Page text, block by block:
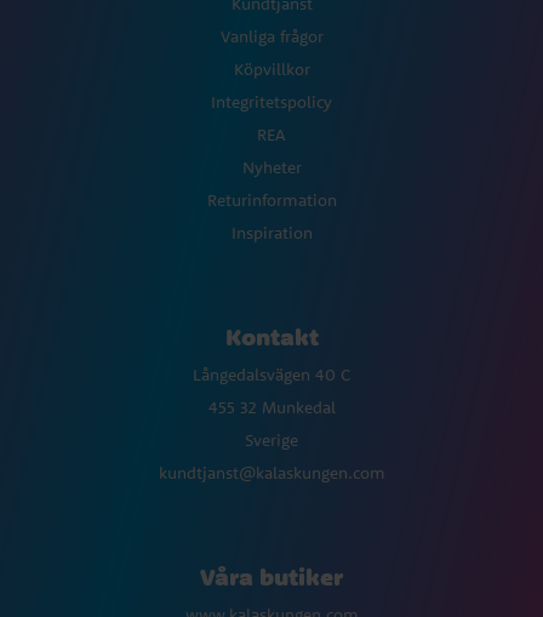
Vanliga frågor
Köpvillkor
Integritetspolicy
REA
Nyheter
Returinformation
Inspiration
Kontakt
Långedalsvägen 40 C
455 32 Munkedal
Sverige
kundtjanst@kalaskungen.com
Våra butiker